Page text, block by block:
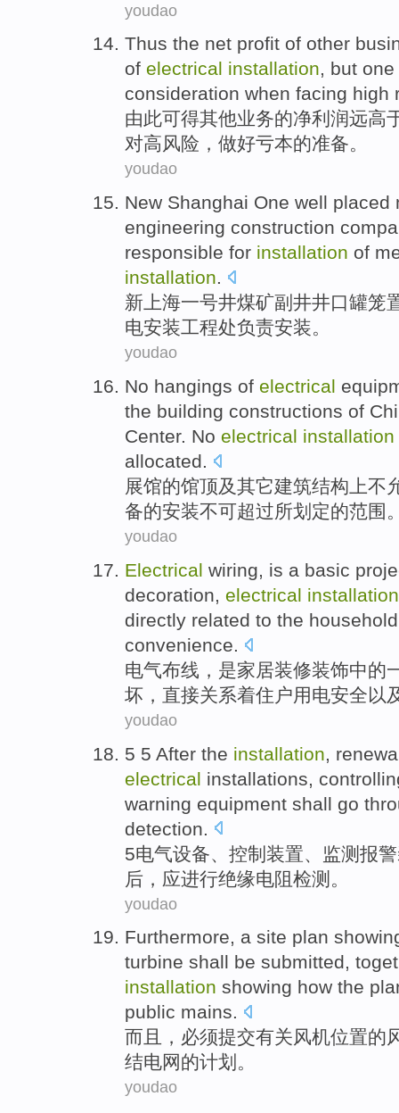
youdao
Thus the net profit of other
of electrical installation, but
consideration when facing high
由此可得其他业务的净利润远高
对高风险 ， 做好亏本的准备。
youdao
New Shanghai One well placed
engineering construction
responsible for installation of
installation.
新 上海一号井煤矿副井井口罐笼
电安装工程处负责安装。
youdao
No hangings of electrical
the building constructions of
Center. No electrical installation
allocated.
展馆的馆顶及其它建筑结构 上不
备的安装不可超过所划定的范围
youdao
Electrical wiring, is a basic
decoration, electrical installation
directly related to the household
convenience.
电气布线 ， 是家居装修装饰中的
坏 ， 直接关系着住户用电安全以
youdao
5 5 After the installation
electrical installations
warning equipment shall go
detection
5电气设备 控制装置 监测 报警
后 ， 应进行绝缘电阻检测 。
youdao
Furthermore, a site plan
turbine shall be submitted,
installation showing how the
public mains.
而且
， 必须提交有关风机位置的
结电网的计划 。
youdao